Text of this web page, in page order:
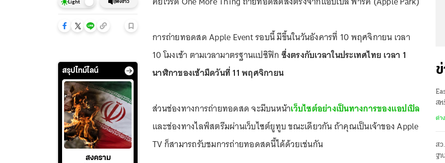
Light ฟังข่าว
สรุปไทม์ไลน์
สงคราม
การถ่ายทอดสด Apple Event รอบนี้ มีขึ้นในวันอังคารที่ 10 พฤศจิกายน เวลา
10 โมงเช้า ตามเวลามาตรฐานแปซิฟิก ซึ่งตรงกับเวลาในประเทศไทย เวลา 1
นาฬิกาของเช้ามืดวันที่ 11 พฤศจิกายน
ส่วนช่องทางการถ่ายทอดสด จะมีบนหน้าเว็บไซต์อย่างเป็นทางการของแอปเปิล
และช่องทางไลฟ์สตรีมผ่านเว็บไซต์ยูทูบ ขณะเดียวกัน ถ้าคุณเป็นเจ้าของ Apple
TV ก็สามารถรับชมการถ่ายทอดสดนี้ได้ด้วยเช่นกัน
ส
ต่า
สว
ฐา